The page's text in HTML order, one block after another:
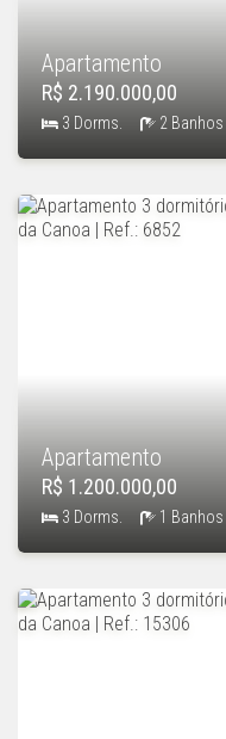
Apartamento
R$ 2.190.000,00
3 Dorms. 2 Banhos
Apartamento
R$ 1.200.000,00
3 Dorms. 1 Banhos